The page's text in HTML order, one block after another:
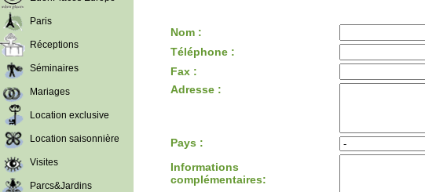
Paris
Réceptions
Séminaires
Mariages
Location exclusive
Location saisonnière
Visites
Parcs&Jardins
Nom :
Téléphone :
Fax :
Adresse :
Pays :
Informations
complémentaires: